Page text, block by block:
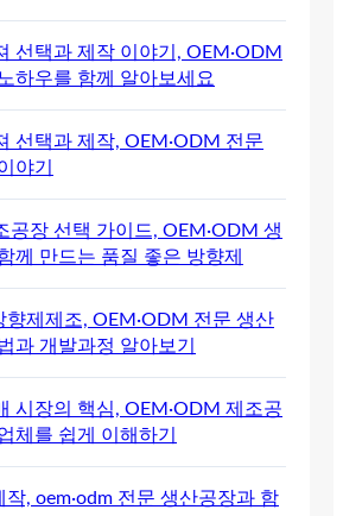
선택과 제작 이야기, OEM·ODM
하우를 함께 알아보세요
선택과 제작, OEM·ODM 전문
야기
공장 선택 가이드, OEM·ODM 생
께 만드는 품질 좋은 방향제
향제제조, OEM·ODM 전문 생산
과 개발과정 알아보기
시장의 핵심, OEM·ODM 제조공
체를 쉽게 이해하기
작, oem·odm 전문 생산공장과 함